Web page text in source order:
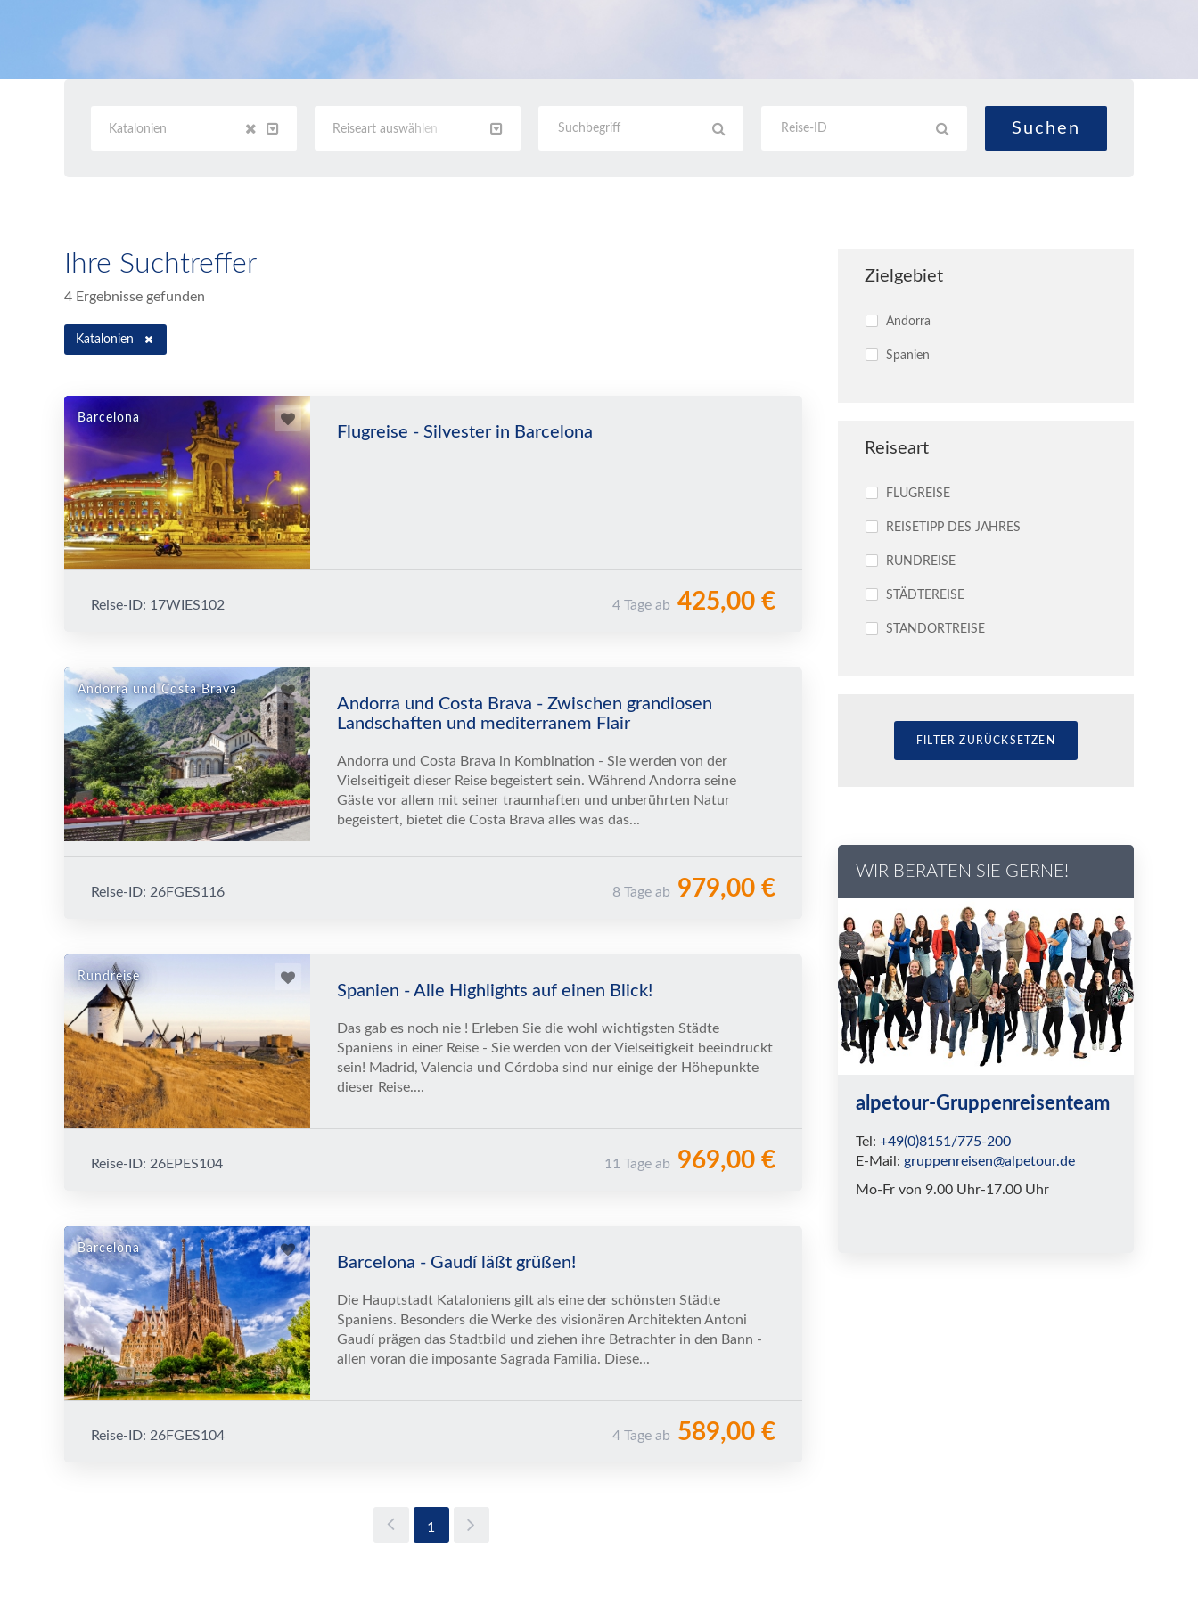
Katalonien Reiseart auswählen
Ihre Suchtreffer
4 Ergebnisse gefunden
Katalonien
Barcelona
Flugreise - Silvester in Barcelona
4 Tage ab 425,00 €
Reise-ID: 17WIES102
Andorra und Costa Brava
Andorra und Costa Brava - Zwischen grandiosen
Landschaften und mediterranem Flair
Andorra und Costa Brava in Kombination - Sie werden von der
Vielseitigeit dieser Reise begeistert sein. Während Andorra seine
Gäste vor allem mit seiner traumhaften und unberührten Natur
begeistert, bietet die Costa Brava alles was das...
8 Tage ab 979,00 €
Reise-ID: 26FGES116
Rundreise
Spanien - Alle Highlights auf einen Blick!
Das gab es noch nie ! Erleben Sie die wohl wichtigsten Städte
Spaniens in einer Reise - Sie werden von der Vielseitigkeit beeindruckt
sein! Madrid, Valencia und Córdoba sind nur einige der Höhepunkte
dieser Reise....
11 Tage ab 969,00 €
Reise-ID: 26EPES104
Barcelona
Barcelona - Gaudí läßt grüßen!
Die Hauptstadt Kataloniens gilt als eine der schönsten Städte
Spaniens. Besonders die Werke des visionären Architekten Antoni
Gaudí prägen das Stadtbild und ziehen ihre Betrachter in den Bann -
allen voran die imposante Sagrada Familia. Diese...
4 Tage ab 589,00 €
Reise-ID: 26FGES104
1
Zielgebiet
Andorra
Spanien
Reiseart
FLUGREISE
REISETIPP DES JAHRES
RUNDREISE
STÄDTEREISE
STANDORTREISE
WIR BERATEN SIE GERNE!
alpetour-Gruppenreisenteam
Tel: +49(0)8151/775-200
E-Mail: gruppenreisen@alpetour.de
Mo-Fr von 9.00 Uhr-17.00 Uhr